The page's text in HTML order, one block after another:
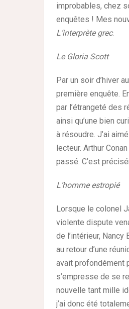
improbables, chez
enquêtes ! Mes
L’interprète grec.
Le Gloria Scott
Par un soir d’hiver
première enquête.
par l’étrangeté des
ainsi qu’une bien
à résoudre. J’ai
lecteur. Arthur
passé. C’est
L’homme estropié
Lorsque le colonel
violente dispute
de l’intérieur,
au retour d’une
avait profondément
s’empresse de se
nouvelle tant mille
j’ai donc été